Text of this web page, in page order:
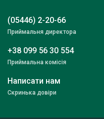
(05446) 2-20-66
Приймальня директора
+38 099 56 30 554
Приймальна комісія
Написати нам
Скринька довіри